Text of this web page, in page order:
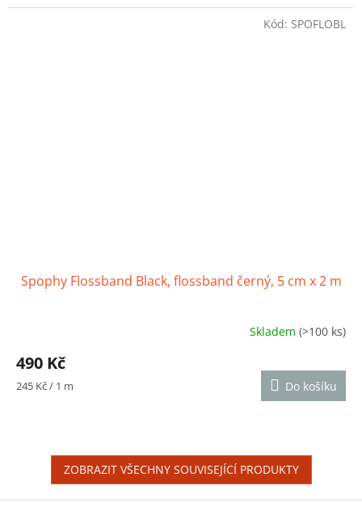
z
Spophy Flossband Black, flossband černý, 5 cm x 2 m
produktu
je
5,0
Skladem(>100 ks)
490 Kč
Měrná
245 Kč / 1 m Do košíku
Kód: SPOFLOBL
ZOBRAZIT VŠECHNY SOUVISEJÍCÍ PRODUKTY
Z